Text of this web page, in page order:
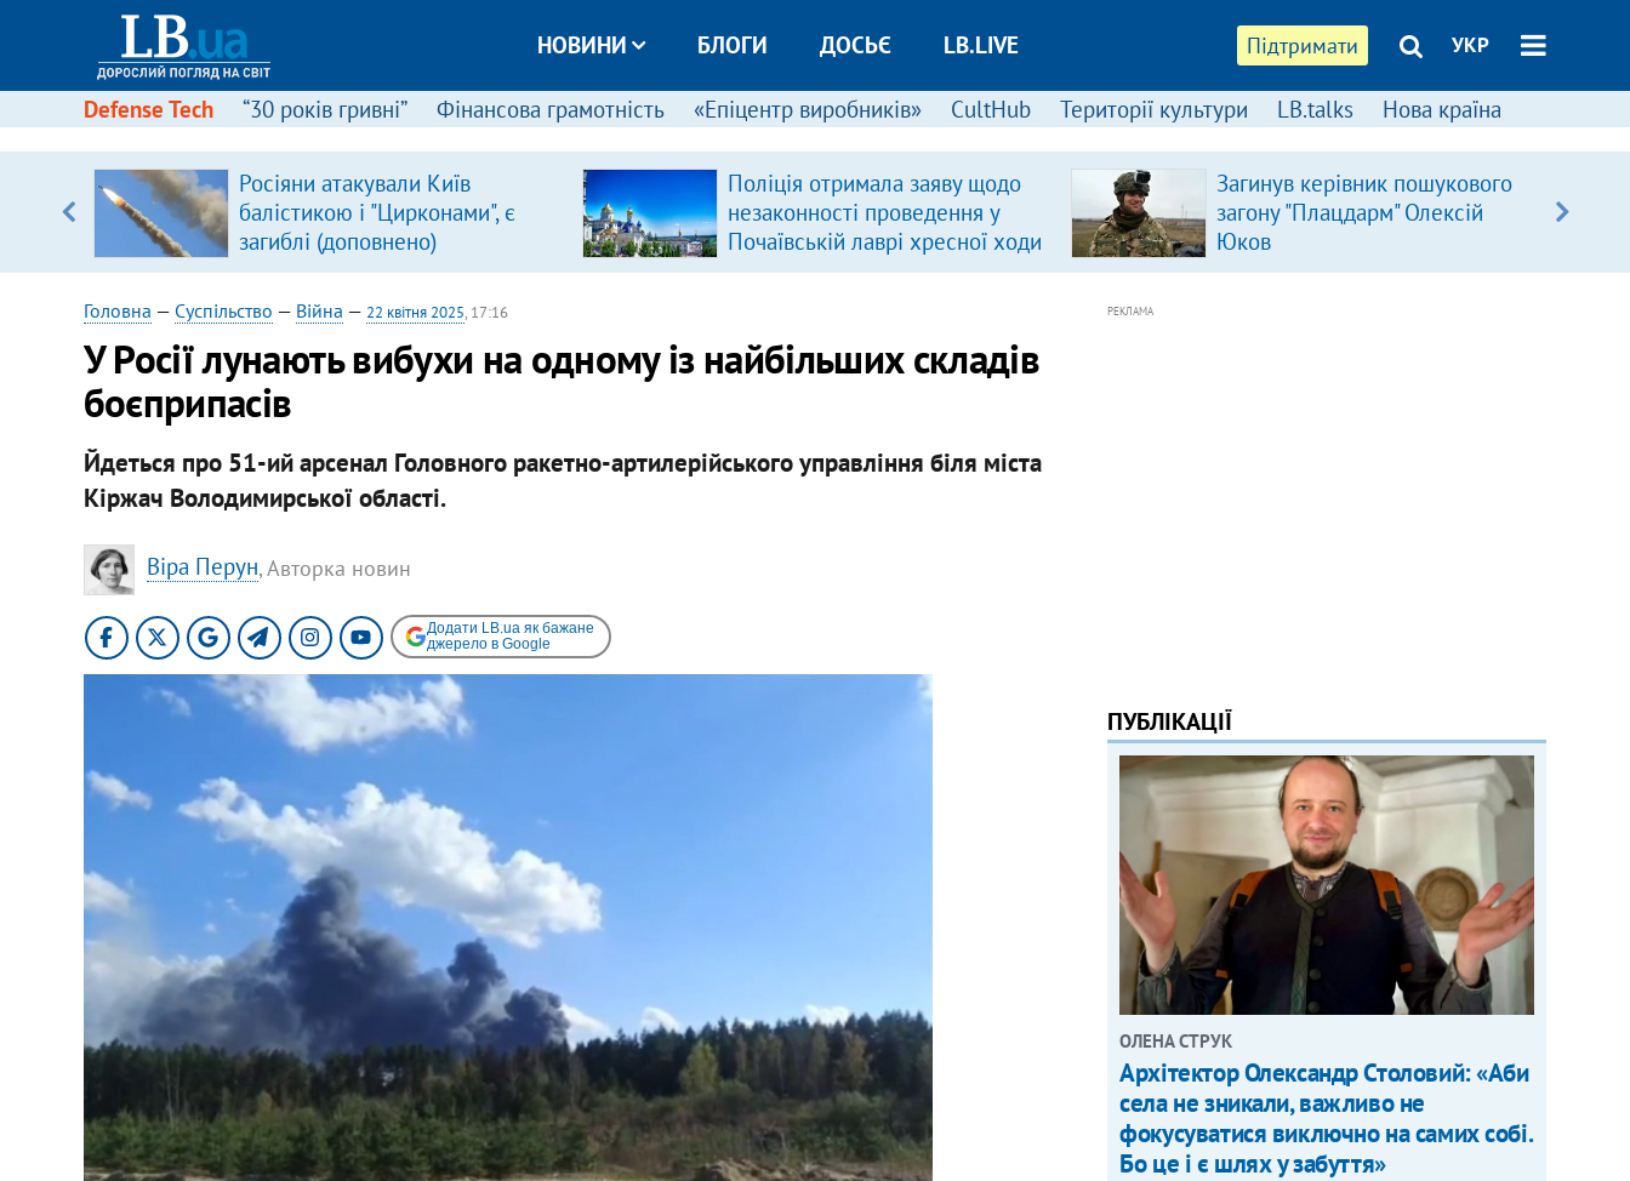
Підтримати УКР
НОВИНИ БЛОГИ ДОСЬЄ LB.LIVE
Defense Tech “30 років гривні” Фінансова грамотність «Епіцентр виробників» CultHub Території культури LB.talks Нова країна
Росіяни атакували Київ
балістикою і "Цирконами", є
загиблі (доповнено)
Поліція отримала заяву щодо
незаконності проведення у
Почаївській лаврі хресної ходи
Загинув керівник пошукового
загону "Плацдарм" Олексій
Юков
Головна — Суспільство — Війна — 22 квітня 2025, 17:16
У Росії лунають вибухи на одному із найбільших складів
боєприпасів
Йдеться про 51-ий арсенал Головного ракетно-артилерійського управління біля міста
Кіржач Володимирської області.
Віра Перун, Авторка новин
Додати LB.ua як бажане
джерело в Google
РЕКЛАМА
ПУБЛІКАЦІЇ
ОЛЕНА СТРУК
Архітектор Олександр Столовий: «Аби
села не зникали, важливо не
фокусуватися виключно на самих собі.
Бо це і є шлях у забуття»